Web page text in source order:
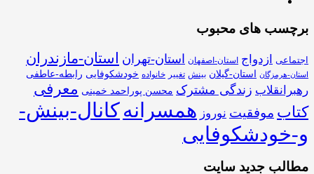
برچسب های محبوب
اجتماعی ازدواج استان-اصفهان استان-تهران استان-مازندران
استان-هرمزگان استان-گیلان بینش تغییر خانواده خودشکوفایی رابطه-عاطفی
رهبرانقلاب زندگی مشترک محسن پوراحمد خمینی معرفی
کتاب موفقیت نوروز همسرانهکانال-بینش-
و-خودشکوفایی
مطالب جدید سایت